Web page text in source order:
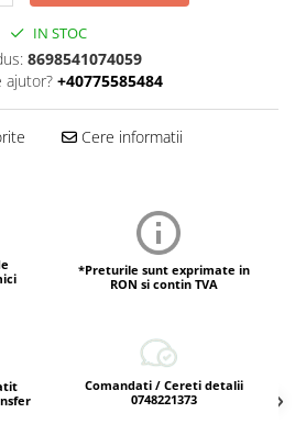
IN STOC
8698541074059
ajutor? +40775585484
Cere informatii
*Preturile sunt exprimate in
RON si contin TVA
Comandati / Cereti detalii
0748221373